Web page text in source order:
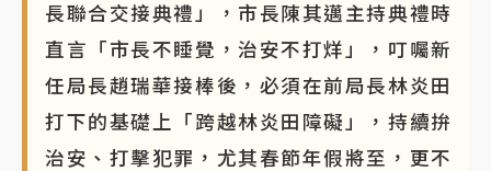
NBA｜ 傳奇名帥驚傳離世！曾以「瘋狂籃球」震撼聯
盟 兩大愛徒向他致
長聯合交接典禮」，市長陳其邁主持典禮時
直言「市長不睡覺，治安不打烊」，叮囑新
任局長趙瑞華接棒後，必須在前局長林炎田
打下的基礎上「跨越林炎田障礙」，持續拚
治安、打擊犯罪，尤其春節年假將至，更不